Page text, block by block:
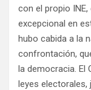
con el propio INE,
excepcional en
hubo cabida a la
confrontación,
la democracia. El
leyes electorales,